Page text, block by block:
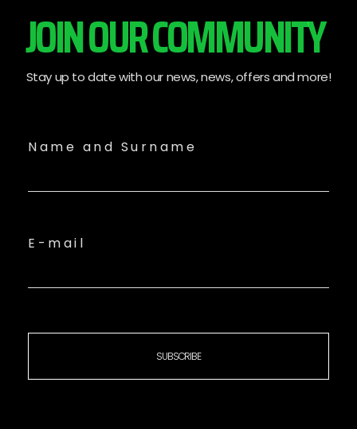
JOIN OUR COMMUNITY
Stay up to date with our news, news, offers and more!
Name and Surname
E-mail
SUBSCRIBE